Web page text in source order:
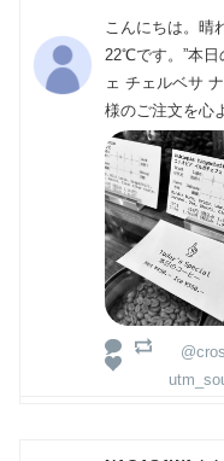
こんにちは。晴
22℃です。”本日
ェ チェルベサ
様のご注文を心